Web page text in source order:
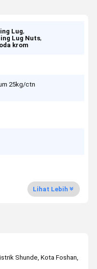
Lug,
Lug Nuts,
krom
25kg/ctn
Lihat Lebih
Shunde, Kota Foshan,